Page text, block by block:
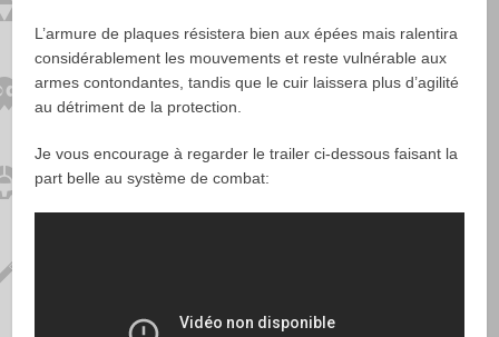
L’armure de plaques résistera bien aux épées mais ralentira
considérablement les mouvements et reste vulnérable aux
armes contondantes, tandis que le cuir laissera plus d’agilité
au détriment de la protection.
Je vous encourage à regarder le trailer ci-dessous faisant la
part belle au système de combat: